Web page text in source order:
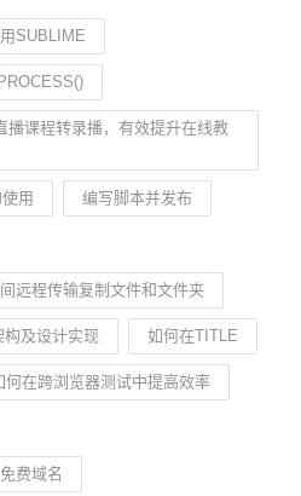
SUBLIME
播课程转录播，有效提升在线教
用 编写脚本并发布
远程传输复制文件和文件夹
构及设计实现 如何在TITLE
何在跨浏览器测试中提高效率
费域名